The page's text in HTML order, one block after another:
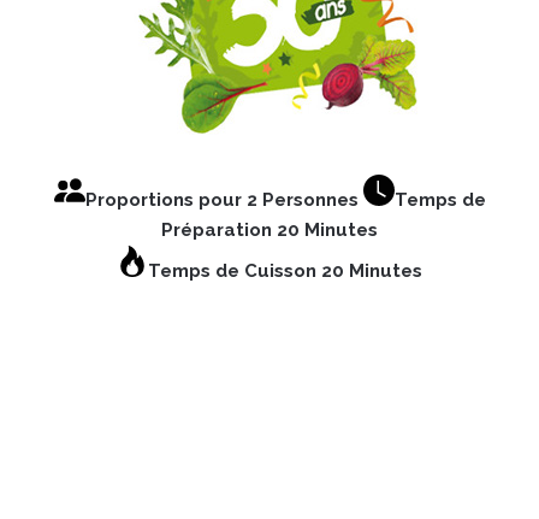
Proportions pour 2 Personnes
Temps de
Préparation 20 Minutes
Temps de Cuisson 20 Minutes